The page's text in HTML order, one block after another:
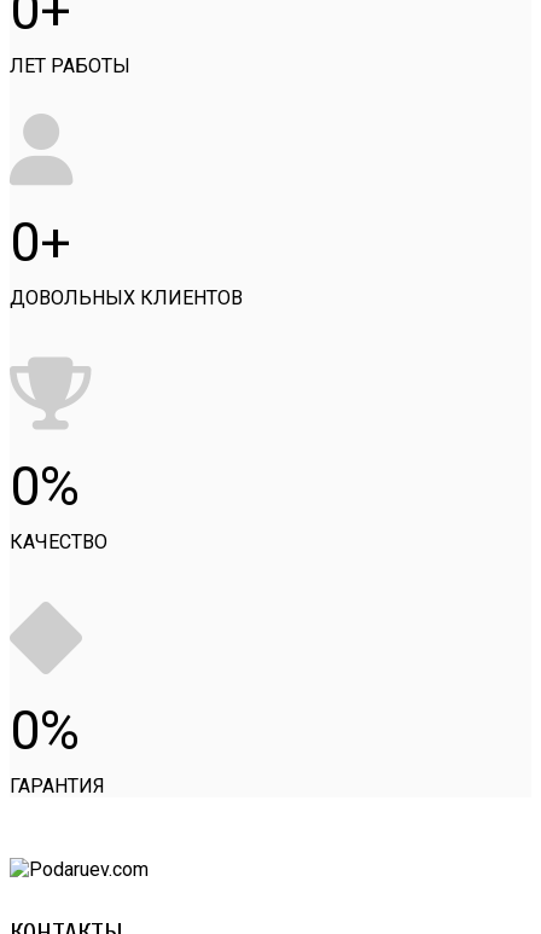
ЛЕТ РАБОТЫ
0
ДОВОЛЬНЫХ КЛИЕНТОВ
0
КАЧЕСТВО
0
ГАРАНТИЯ